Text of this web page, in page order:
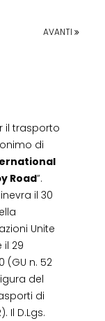
AVANTI
il trasporto
di
Road”.
il 30
Unite
il 29
(GU n. 52
del
di
Il D.Lgs.